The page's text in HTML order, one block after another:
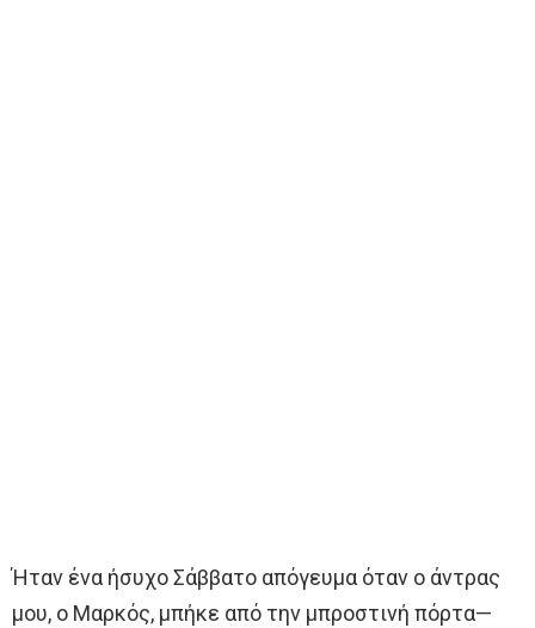
Ήταν ένα ήσυχο Σάββατο απόγευμα όταν ο άντρας
μου, ο Μαρκός, μπήκε από την μπροστινή πόρτα—